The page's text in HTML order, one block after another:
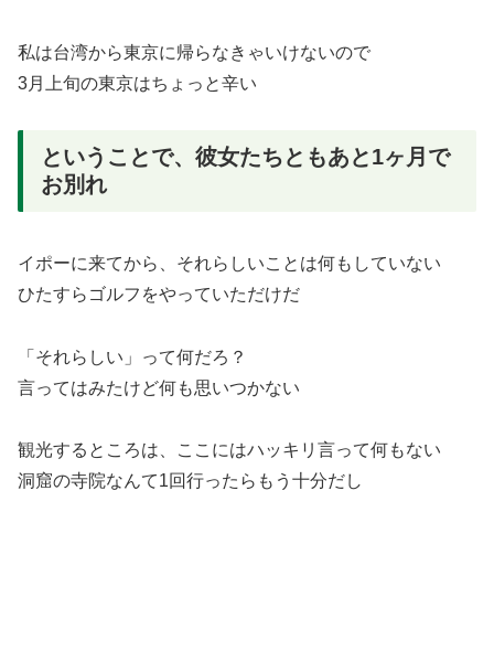
私は台湾から東京に帰らなきゃいけないので
3月上旬の東京はちょっと辛い
ということで、彼女たちともあと1ヶ月で
お別れ
イポーに来てから、それらしいことは何もしていない
ひたすらゴルフをやっていただけだ
「それらしい」って何だろ？
言ってはみたけど何も思いつかない
観光するところは、ここにはハッキリ言って何もない
洞窟の寺院なんて1回行ったらもう十分だし